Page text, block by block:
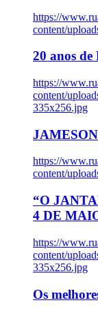
https://
content/
20 anos
https://
content/
335x256.jpg
https://
content/
“O
4 DE
https://
content/
335x256.jpg
Os